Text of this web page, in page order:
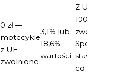
0 zł —
motocykle
z UE
zwolnione
3,1% lub
18,6%
wartości
Z UE/EFTA:
100%
zwolnienie.
Spoza UE:
stawka
od